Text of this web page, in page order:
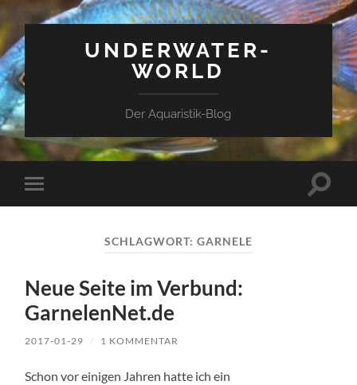
UNDERWATER-
WORLD
Der Aquaristik-Blog
Mobile-
Menü
SCHLAGWORT: GARNELE
Neue Seite im Verbund:
GarnelenNet.de
2017-01-29 / 1 KOMMENTAR
Schon vor einigen Jahren hatte ich ein